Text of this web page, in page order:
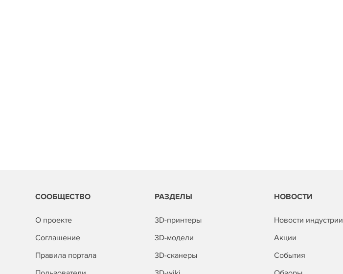
СООБЩЕСТВО
О проекте
Соглашение
Правила портала
РАЗДЕЛЫ
3D-принтеры
3D-модели
3D-сканеры
НОВОСТИ
Новости индустрии
Акции
События